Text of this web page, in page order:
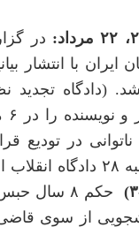
، ۲۲مرداد: در
ایران با انتشار
(دادگاه
و نویسنده را در
۶
در تودیع
قاضی مقیسه رییس
۳)
حکم ۸ سال
از سوی